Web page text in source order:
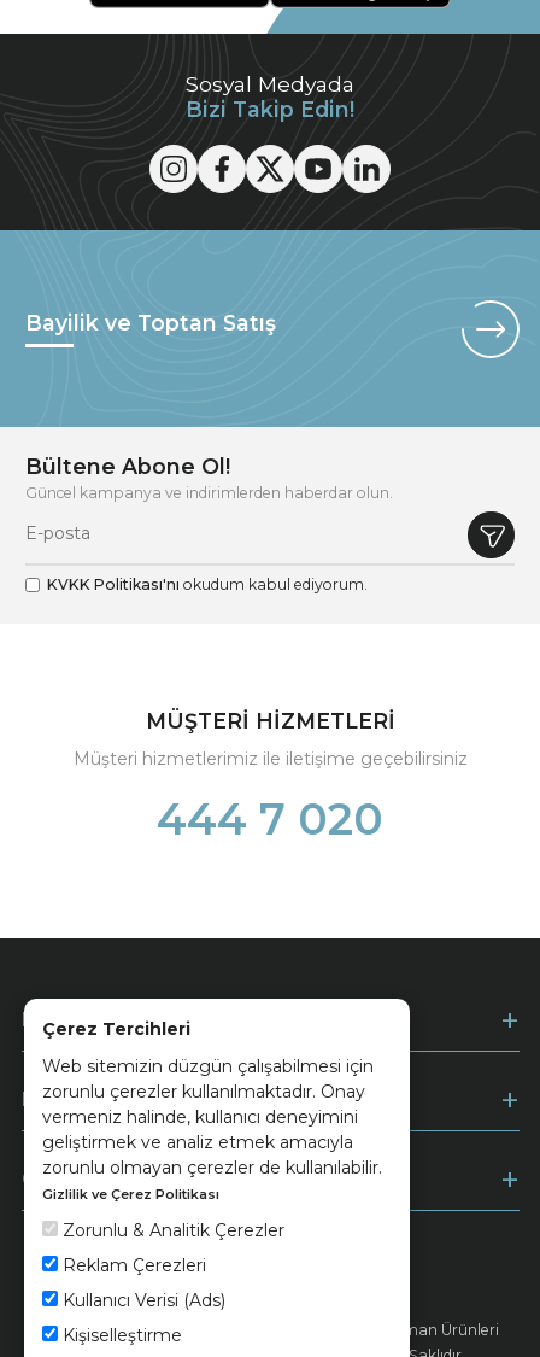
Çerez Tercihleri
Web sitemizin düzgün çalışabilmesi için
zorunlu çerezler kullanılmaktadır. Onay
vermeniz halinde, kullanıcı deneyimini
geliştirmek ve analiz etmek amacıyla
zorunlu olmayan çerezler de kullanılabilir.
Gizlilik ve Çerez Politikası
Zorunlu & Analitik Çerezler
Reklam Çerezleri
Kullanıcı Verisi (Ads)
Kişiselleştirme
Sosyal Medyada
Bizi Takip Edin!
Bayilik ve Toptan Satış
Bültene Abone Ol!
Güncel kampanya ve indirimlerden haberdar olun.
KVKK Politikası'nı okudum kabul ediyorum.
MÜŞTERİ HİZMETLERİ
Müşteri hizmetlerimiz ile iletişime geçebilirsiniz
444 7 020
Kurumsal
Müşteri Hizmetleri
Ödeme
Keramika Kvkk ve Çerez Politikası
© 2026 Ünsa Madencilik Turizm Enerji Seramik Orman Ürünleri